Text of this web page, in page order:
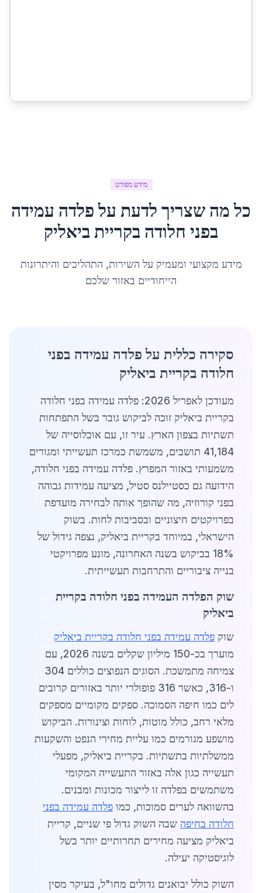
מידע מפורט
כל מה שצריך לדעת עלפלדה עמידה
בפני חלודה בקריית ביאליק
מידע מקצועי ומעמיק על השירות, התהליכים והיתרונות
הייחודיים באזור שלכם
סקירה כללית על פלדה עמידה בפני
חלודה בקריית ביאליק
מעודכן לאפריל 2026: פלדה עמידה בפני חלודה
בקריית ביאליק זוכה לביקוש גובר בשל התפתחות
תשתיות בצפון הארץ. עיר זו, עם אוכלוסייה של
41,184 תושבים, משמשת כמרכז תעשייתי ומגורים
משמעותי באזור המפרץ. פלדה עמידה בפני חלודה,
הידועה גם כסטיילנס סטיל, מציעה עמידות גבוהה
בפני קורוזיה, מה שהופך אותה לבחירה מועדפת
בפרויקטים חיצוניים ובסביבות לחות. בשוק
הישראלי, במיוחד בקריית ביאליק, נצפה גידול של
18% בביקוש בשנה האחרונה, מונע מפרויקטי
בנייה ציבוריים והתרחבות תעשייתית.
שוק הפלדה העמידה בפני חלודה בקריית
ביאליק
שוק פלדה עמידה בפני חלודה בקריית ביאליק
מוערך בכ-150 מיליון שקלים בשנה 2026, עם
צמיחה מתמשכת. הסוגים הנפוצים כוללים 304
ו-316, כאשר 316 פופולרי יותר באזורים קרובים
לים כמו חיפה הסמוכה. ספקים מקומיים מספקים
מלאי רחב, כולל מוטות, לוחות וצינורות. הביקוש
מושפע מגורמים כמו עליית מחירי הנפט והשקעות
ממשלתיות בתשתיות. בקריית ביאליק, מפעלי
תעשייה כגון אלה באזור התעשייה המקומי
משתמשים בפלדה זו לייצור מכונות ומבנים.
בהשוואה לערים סמוכות, כמו פלדה עמידה בפני
חלודה בחיפה שבה השוק גדול פי שניים, קריית
ביאליק מציעה מחירים תחרותיים יותר בשל
לוגיסטיקה יעילה.
השוק כולל יבואנים גדולים מחו"ל, בעיקר מסין